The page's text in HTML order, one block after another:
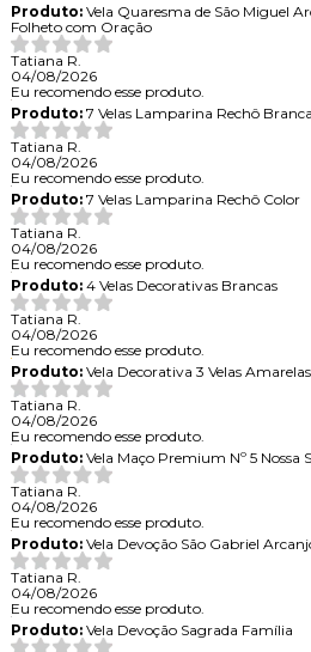
Produto:Vela Quaresma de São Miguel
Folheto com Oração
Tatiana R.
04/08/2026
Eu recomendo esse produto.
Produto:7 Velas Lamparina Rechô Branca
Tatiana R.
04/08/2026
Eu recomendo esse produto.
Produto:7 Velas Lamparina Rechô Color
Tatiana R.
04/08/2026
Eu recomendo esse produto.
Produto:4 Velas Decorativas Brancas
Tatiana R.
04/08/2026
Eu recomendo esse produto.
Produto:Vela Decorativa 3 Velas Amarelas
Tatiana R.
04/08/2026
Eu recomendo esse produto.
Produto:Vela Maço Premium Nº 5 Nossa
Tatiana R.
04/08/2026
Eu recomendo esse produto.
Produto:Vela Devoção São Gabriel
Tatiana R.
04/08/2026
Eu recomendo esse produto.
Produto:Vela Devoção Sagrada Família